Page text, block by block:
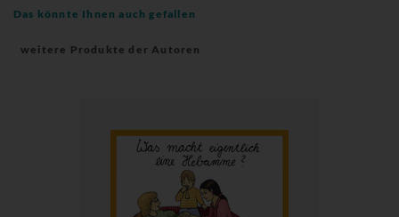
Das könnte Ihnen auch gefallen
weitere Produkte der Autoren